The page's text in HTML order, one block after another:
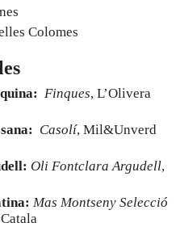
Colomes
Finques, L’Olivera
Casolí, Mil&Unverd
Oli Fontclara Argudell,
Mas Montseny Selecció